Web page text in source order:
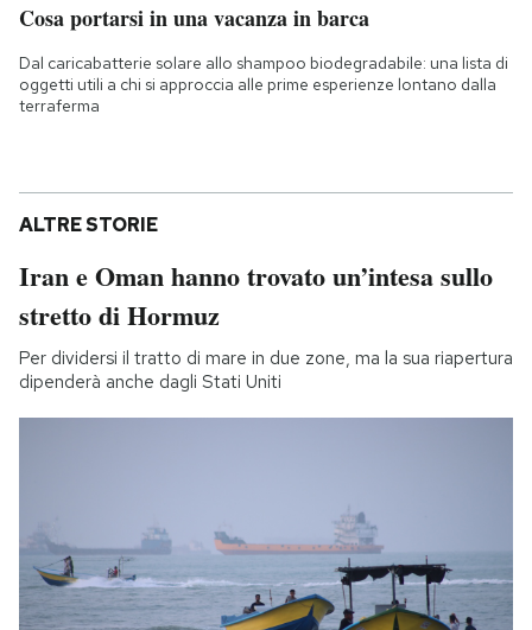
Cosa portarsi in una vacanza in barca
Dal caricabatterie solare allo shampoo biodegradabile: una lista di
oggetti utili a chi si approccia alle prime esperienze lontano dalla
terraferma
ALTRE STORIE
Iran e Oman hanno trovato un’intesa sullo
stretto di Hormuz
Per dividersi il tratto di mare in due zone, ma la sua riapertura
dipenderà anche dagli Stati Uniti